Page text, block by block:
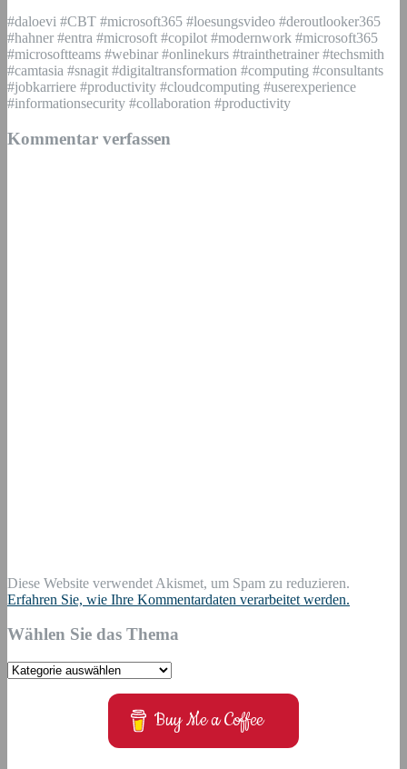
#daloevi #CBT #microsoft365 #loesungsvideo #deroutlooker365
#hahner #entra #microsoft #copilot #modernwork #microsoft365
#microsoftteams #webinar #onlinekurs #trainthetrainer #techsmith
#camtasia #snagit #digitaltransformation #computing #consultants
#jobkarriere #productivity #cloudcomputing #userexperience
#informationsecurity #collaboration #productivity
Kommentar verfassen
Diese Website verwendet Akismet, um Spam zu reduzieren.
Erfahren Sie, wie Ihre Kommentardaten verarbeitet werden.
Wählen Sie das Thema
Wählen
Buy Me a Coffee